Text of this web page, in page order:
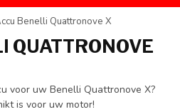
Benelli Quattronove X
QUATTRONOVE
voor uw Benelli Quattronove X?
is voor uw motor!